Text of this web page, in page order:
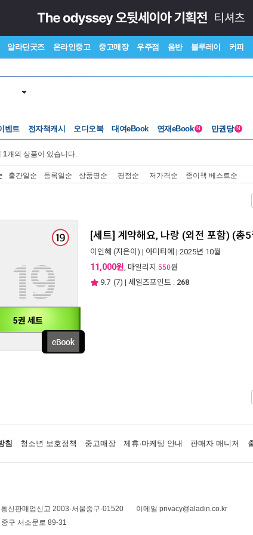
알라딘굿즈 온라인중고 중고매장 우주점 음반 블루레이 커피
벤트 전자책캐시 오디오북 대여eBook 연재eBook N 만권당 N
1개의 상품이 있습니다.
출간일순 등록일순 상품명순 평점순 저가격순 종이책 베스트순
5권 세트
[세트] 계약해요, 나랑 (외전 포함) (총
이인혜 (지은이) | 아미티에 | 2025년 10월
11,000원, 마일리지 550원
9.7 (7) | 세일즈포인트 : 268
침 청소년 보호정책 중고매장 제휴·마케팅 안내 판매자 매니저
통신판매업신고 2003-서울중구-01520
이메일 privacy@aladin.co.kr
구 서소문로 89-31